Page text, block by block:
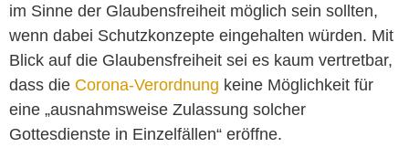
im Sinne der Glaubensfreiheit möglich sein sollten,
wenn dabei Schutzkonzepte eingehalten würden. Mit
Blick auf die Glaubensfreiheit sei es kaum vertretbar,
dass die Corona-Verordnung keine Möglichkeit für
eine „ausnahmsweise Zulassung solcher
Gottesdienste in Einzelfällen“ eröffne.